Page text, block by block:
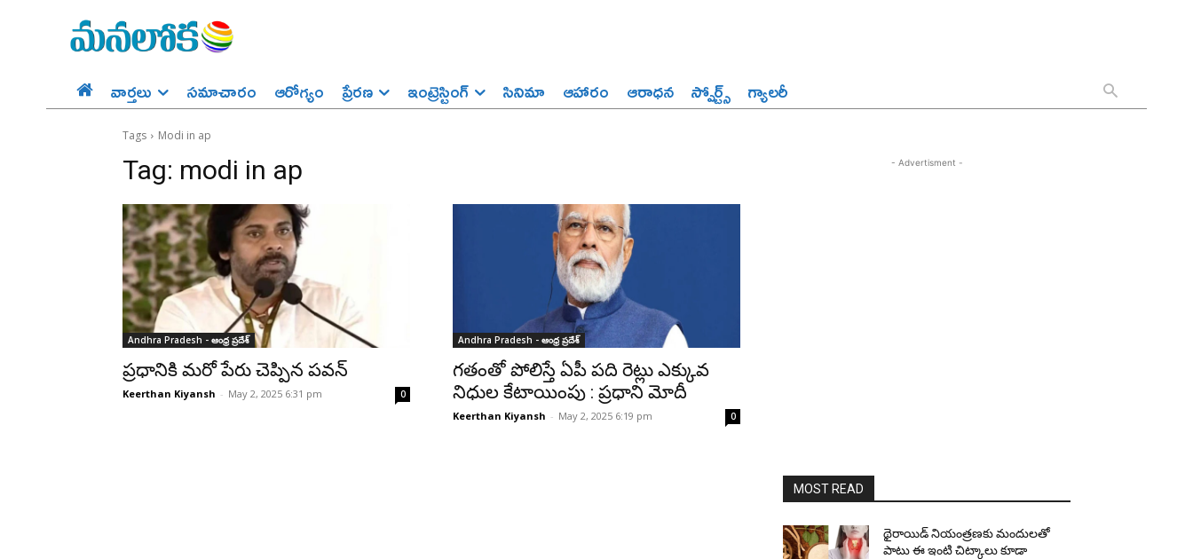
వార్తలు సమాచారం ఆరోగ్యం ప్రేర‌ణ‌ ఇంట్రెస్టింగ్‌ సినిమా ఆహారం ఆరాధన స్పోర్ట్స్‌ గ్యాలరీ
Tags Modi in ap
Tag: modi in ap
Andhra Pradesh - ఆంధ్ర ప్రదేశ్‌
ప్రధానికి మరో పేరు చెప్పిన పవన్
Keerthan Kiyansh - May 2, 2025 6:31 pm 0
Andhra Pradesh - ఆంధ్ర ప్రదేశ్‌
గతంతో పోలిస్తే ఏపీ పది రెట్లు ఎక్కువ
నిధుల కేటాయింపు : ప్రధాని మోదీ
Keerthan Kiyansh - May 2, 2025 6:19 pm 0
- Advertisment -
MOST READ
థైరాయిడ్ నియంత్రణకు మందులతో
పాటు ఈ ఇంటి చిట్కాలు కూడా